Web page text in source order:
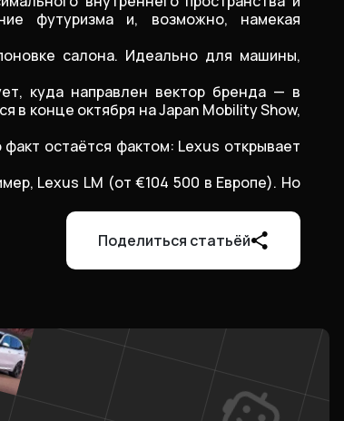
футуризма и, возможно, намекая
салона. Идеально для машины,
куда направлен вектор бренда — в
в конце октября на Japan Mobility Show,
остаётся фактом: Lexus открывает
Lexus LM (от €104 500 в Европе). Но
Поделиться статьёй